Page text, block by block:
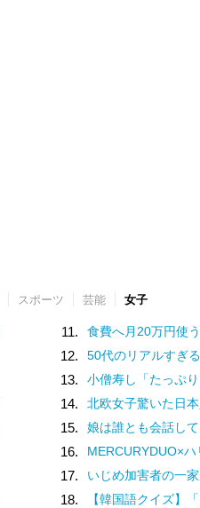
スポーツ 芸能 女子
11. 食費へ月20万円使
12. 50代のリアルすぎ
13. 小僧寿し「たっぷり
14. 北欧女子驚いた日
15. 娘は誰とも会話していない？ 不自然な学校での様子を話す担任
16. MERCURYDUO×ハリー・ポッターの特別
17. いじめ加害者の一家が謝罪に来て1ヶ月。被害者の娘は
18. 【韓国語クイズ】「잘 어울려요（チャ